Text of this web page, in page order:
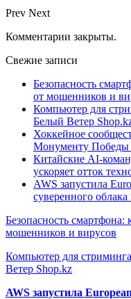
Prev Next
Комментарии закрыты.
Свежие записи
Безопасность
от мошенников и
Компьютер для
Белый Ветер
Хоккейное
Монументу
Китайские AI-
ускоряет отток
AWS запустила
суверенного
Безопасность
мошенников и вирусов
Компьютер для
Ветер Shop.kz
AWS запустила